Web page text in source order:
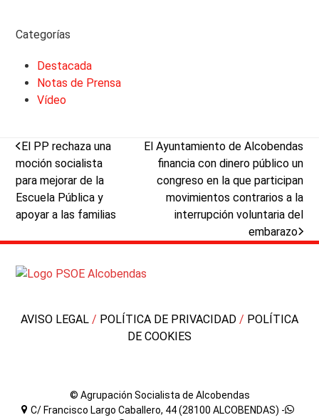
Categorías
Destacada
Notas de Prensa
Vídeo
previous
post:
El PP rechaza una
moción socialista
para mejorar de la
Escuela Pública y
apoyar a las familias
next
post:
El Ayuntamiento de Alcobendas
financia con dinero público un
congreso en la que participan
movimientos contrarios a la
interrupción voluntaria del
embarazo
AVISO LEGAL / POLÍTICA DE PRIVACIDAD / POLÍTICA
DE COOKIES
© Agrupación Socialista de Alcobendas
C/ Francisco Largo Caballero, 44 (28100 ALCOBENDAS) -